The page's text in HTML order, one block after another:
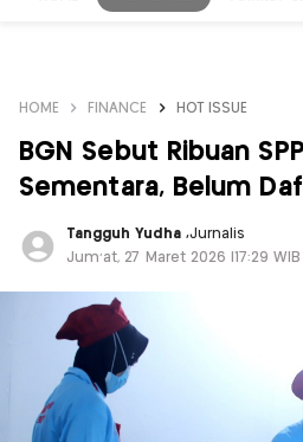
HOME FINANCE HOT ISSUE
BGN Sebut Ribuan
Sementara, Belum
Tangguh Yudha ,Jurnalis
Jum'at, 27 Maret 2026 |17:29 WIB